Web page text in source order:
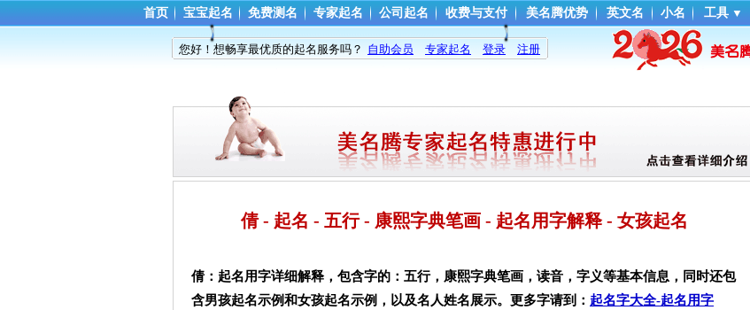
首页 宝宝起名 免费测名 专家起名 公司起名 收费与支付 美名腾优势 英文名 小名 工具 ▼
您好！想畅享最优质的起名服务吗？ 自助会员 专家起名 登录 注册
倩 - 起名 - 五行 - 康熙字典笔画 - 起名用字解释 - 女孩起名
倩：起名用字详细解释，包含字的：五行，康熙字典笔画，读音，字义等基本信息，同时还包
含男孩起名示例和女孩起名示例，以及名人姓名展示。更多字请到： 起名字大全-起名用字